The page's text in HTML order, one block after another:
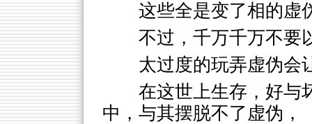
这些全是变了相的虚
不过，千万千万不要
太过度的玩弄虚伪会
在这世上生存，好与
中，与其摆脱不了虚伪，